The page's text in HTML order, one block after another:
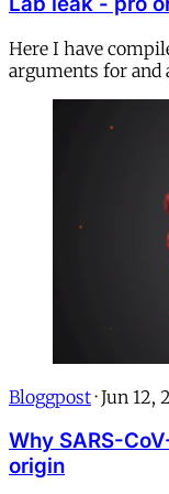
Here I have
arguments for and
Bloggpost · Jun 12,
Why SARS-
origin